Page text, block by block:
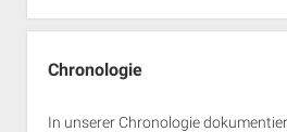
Chronologie
In unserer Chronologie